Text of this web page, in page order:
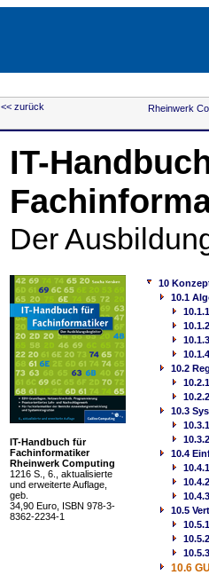
<< zurück Rheinwerk
IT-
Der
IT-Handbuch für
Fachinformatiker
Rheinwerk Computing
1216 S., 6., aktualisierte
und erweiterte Auflage,
geb.
34,90 Euro, ISBN 978-3-
8362-2234-1
10
10.1
10.2
10.3
10.4
10.5
10.6